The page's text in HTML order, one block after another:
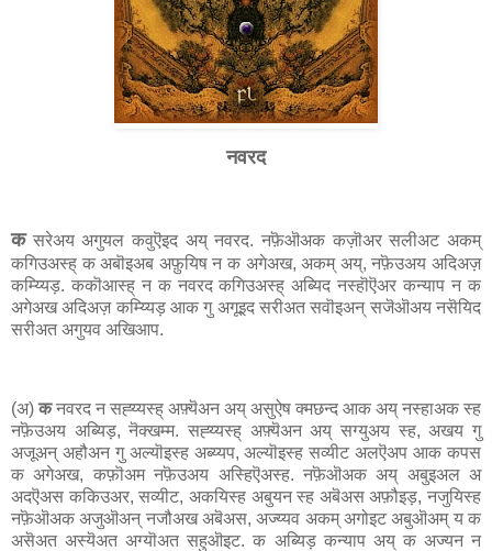
नवरद
कसरेअय अगुयल कवुऎइद अय् नवरद. नफ़ॆऒअक कज़ॊअर सलीअट अकम्
कगिउअस्ह् क अबॊइअब अफ़ुयिष न क अगेअख, अकम् अय्, नफ़ॆउअय अदिअज़
कम्य्यिड़. ककॊआस्ह् न क नवरद कगिउअस्ह् अब्यिद नस्हॊऎअर कन्याप न क
अगेअख अदिअज़ कम्य्यिड़ आक गु अगूइद सरीअत सवॊइअन् सजॆऒअय नसॆयिद
सरीअत अगुयव अखिआप.
(अ)कनवरद न सह्य्यस्ह् अफ़्यॆअन अय् असुऐष क्मछन्द आक अय् नस्हाअक स्ह
नफ़ॆउअय अब्यिड़, नॆक्खम्म. सह्य्यस्ह् अफ़्यॆअन अय् सग्युअय स्ह, अखय गु
अजूअन् अहौअन गु अल्यॊइस्ह अब्य्यप, अल्यॊइस्ह सव्यीट अलऎअप आक कपस
क अगेअख, कफ़ॊअम नफ़ॆउअय अस्हिऎअस्ह. नफ़ॆऒअक अय् अबुइअल अ
अदऎअस ककिउअर, सव्यीट, अकयिस्ह अबुयन स्ह अबॆअस अफ़ौइड़, नजुयिस्ह
नफ़ॆऒअक अजुऒअन् नजौअख अबॆअस, अज्य्यव अकम् अगोइट अबुऒअम् य क
असॆअत अस्यॆअत अग्यॊअत सहुऒइट. क अब्यिड़ कन्याप अय् क अज्यन न